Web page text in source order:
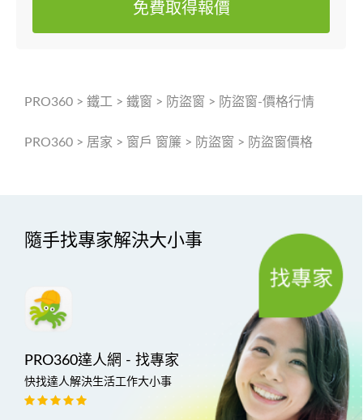
免費取得報價
PRO360 > 鐵工 > 鐵窗 > 防盜窗 > 防盜窗-價格行情
PRO360 > 居家 > 窗戶 窗簾 > 防盜窗 > 防盜窗價格
隨手找專家解決大小事
PRO360達人網 - 找專家
快找達人解決生活工作大小事